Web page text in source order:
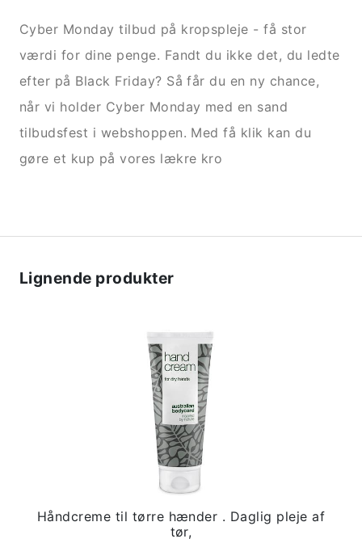
Cyber Monday tilbud på kropspleje - få stor
værdi for dine penge. Fandt du ikke det, du ledte
efter på Black Friday? Så får du en ny chance,
når vi holder Cyber Monday med en sand
tilbudsfest i webshoppen. Med få klik kan du
gøre et kup på vores lækre kro
Lignende produkter
Håndcreme til tørre hænder . Daglig pleje af
tør,